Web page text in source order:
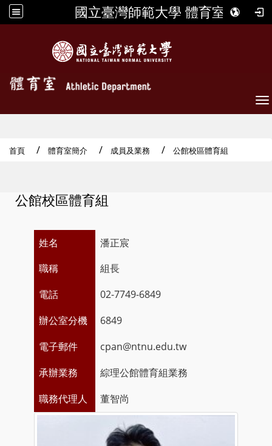
國立臺灣師範大學 體育室
首頁 體育室簡介 成員及業務 公館校區體育組
公館校區體育組
姓名
潘正宸
職稱
組長
電話
02-7749-6849
辦公室分機
6849
電子郵件
cpan@ntnu.edu.tw
承辦業務
綜理公館體育組業務
職務代理人
董智尚